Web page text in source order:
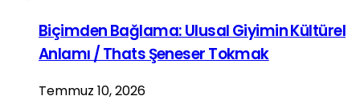
Biçimden Bağlama: Ulusal Giyimin Kültürel
Anlamı / Thats Şeneser Tokmak
Temmuz 10, 2026